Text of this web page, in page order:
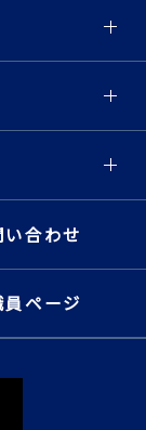
scanning
筑波大学
異分野技
第６回）
の期待 ～
シンポジ
い合わせ
員ページ